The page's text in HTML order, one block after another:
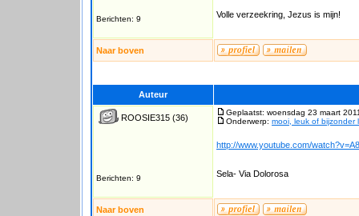
Berichten: 9 Volle verzeekring, Jezus is mijn!
Naar boven
Auteur
ROOSIE315 (36)
Berichten: 9
Geplaatst: woensdag 23 maart
Onderwerp: mooi, leuk of bijzonder
http://www.youtube.com/
Sela- Via Dolorosa
Naar boven